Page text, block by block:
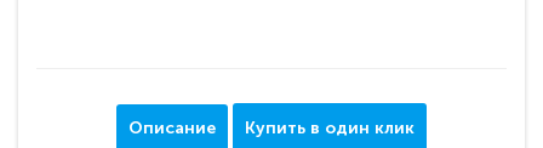
Описание Купить в один клик